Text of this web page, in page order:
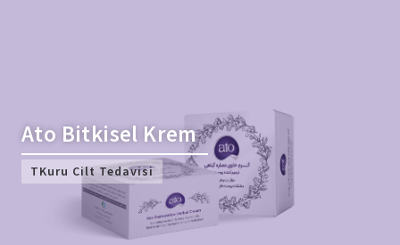
Ato Bitkisel Krem
TKuru Cilt Tedavisi